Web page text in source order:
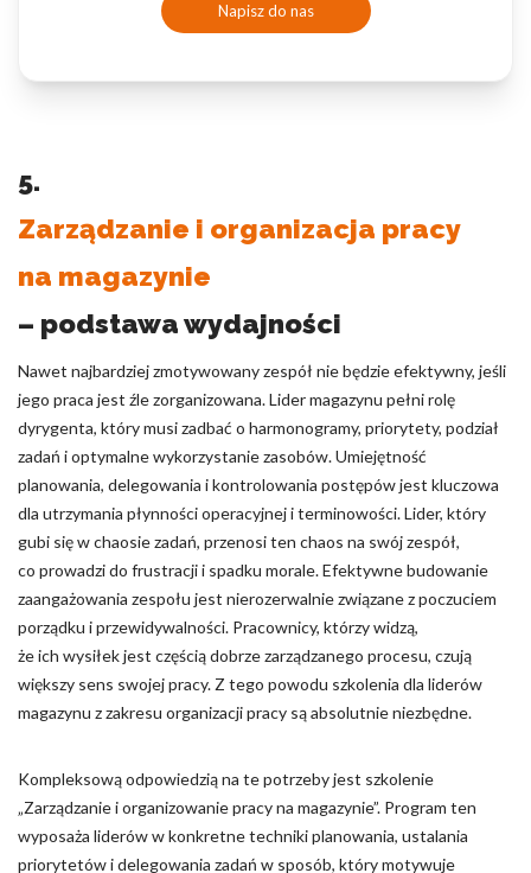
Napisz do nas
5.
Zarządzanie i organizacja pracy
na magazynie
– podstawa wydajności
Nawet najbardziej zmotywowany zespół nie będzie efektywny, jeśli
jego praca jest źle zorganizowana. Lider magazynu pełni rolę
dyrygenta, który musi zadbać o harmonogramy, priorytety, podział
zadań i optymalne wykorzystanie zasobów. Umiejętność
planowania, delegowania i kontrolowania postępów jest kluczowa
dla utrzymania płynności operacyjnej i terminowości. Lider, który
gubi się w chaosie zadań, przenosi ten chaos na swój zespół,
co prowadzi do frustracji i spadku morale. Efektywne budowanie
zaangażowania zespołu jest nierozerwalnie związane z poczuciem
porządku i przewidywalności. Pracownicy, którzy widzą,
że ich wysiłek jest częścią dobrze zarządzanego procesu, czują
większy sens swojej pracy. Z tego powodu szkolenia dla liderów
magazynu z zakresu organizacji pracy są absolutnie niezbędne.
Kompleksową odpowiedzią na te potrzeby jest szkolenie
„Zarządzanie i organizowanie pracy na magazynie”. Program ten
wyposaża liderów w konkretne techniki planowania, ustalania
priorytetów i delegowania zadań w sposób, który motywuje